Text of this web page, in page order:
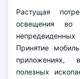
Растущая
освещения во
Принятие
приложениях,
полезных